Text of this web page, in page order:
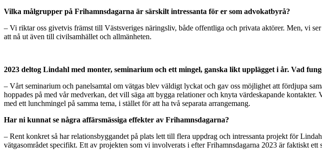
Vilka målgrupper på Frihamnsdagarna är särskilt intressanta för er som advokatbyrå?
– Vi riktar oss givetvis främst till Västsveriges näringsliv, både offentliga och privata aktörer. Men, vi
att nå ut även till civilsamhället och allmänheten.
2023 deltog Lindahl med monter, seminarium och ett mingel, ganska likt upplägget i år. Vad
– Vårt seminarium och panelsamtal om vätgas blev väldigt lyckat och gav oss möjlighet att fördjupa
hoppades på med vår medverkan, det vill säga att bygga relationer och knyta värdeskapande
med ett lunchmingel på samma tema, i stället för att ha två separata arrangemang.
Har ni kunnat se några affärsmässiga effekter av Frihamnsdagarna?
– Rent konkret så har relationsbyggandet på plats lett till flera uppdrag och intressanta projekt för
vätgasområdet specifikt. Ett av projekten som vi involverats i efter Frihamnsdagarna 2023 är faktiskt